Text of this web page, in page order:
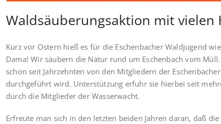
Waldsäuberungsaktion mit vielen
Kurz vor Ostern hieß es für die Eschenbacher Waldjugend
Dama! Wir säubern die Natur rund um Eschenbach vom
schon seit Jahrzehnten von den Mitgliedern der
durchgeführt wird. Unterstützung erfuhr sie hierbei seit
durch die Mitglieder der Wasserwacht.
Erfreute man sich in den letzten beiden Jahren daran, daß die